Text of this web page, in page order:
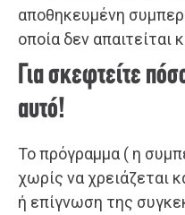
αποθηκευμένη
οποία δεν απαιτείται
Για σκεφτείτε
αυτό!
Το πρόγραμμα ( η
χωρίς να χρειάζεται
ή επίγνωση της